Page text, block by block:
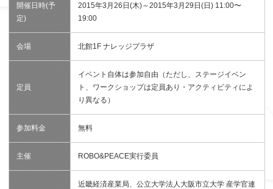
開催日時(予
定)
2015年3月26日(木)～2015年3月29日(日) 11:00〜
19:00
会場 北館1F ナレッジプラザ
定員
イベント自体は参加自由（ただし、ステージイベン
ト、ワークショップは定員あり・アクティビティによ
り異なる）
参加料金 無料
主催 ROBO&PEACE実行委員
近畿経済産業局、公立大学法人大阪市立大学 産学官連